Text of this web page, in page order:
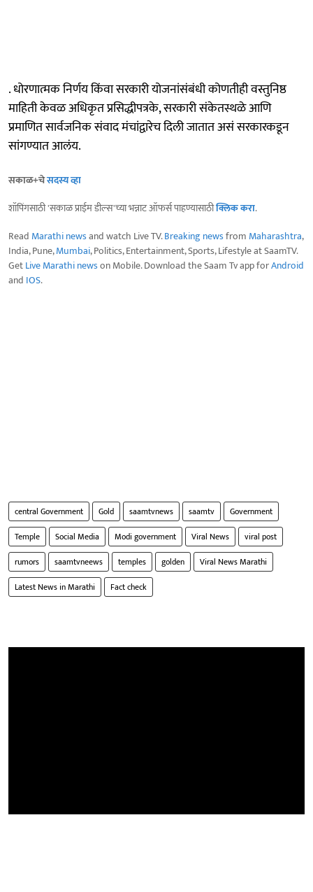
. धोरणात्मक निर्णय किंवा सरकारी योजनांसंबंधी कोणतीही वस्तुनिष्ठ
माहिती केवळ अधिकृत प्रसिद्धीपत्रके, सरकारी संकेतस्थळे आणि
प्रमाणित सार्वजनिक संवाद मंचांद्वारेच दिली जातात असं सरकारकडून
सांगण्यात आलंय.
सकाळ+चेसदस्य व्हा
शॉपिंगसाठी 'सकाळ प्राईम डील्स'च्या भन्नाट ऑफर्स पाहण्यासाठीक्लिक करा.
Read Marathi newsand watch Live TV.Breaking newsfrom Maharashtra,
India, Pune,Mumbai, Politics, Entertainment, Sports, Lifestyle at SaamTV.
GetLive Marathi newson Mobile. Download the Saam Tv app forAndroid
and IOS.
central Government Gold saamtvnews saamtv
Government
Temple
Social Media Modi government Viral News
viral post
rumors
saamtvneews temples golden
Viral News Marathi
Latest News in Marathi
Fact check